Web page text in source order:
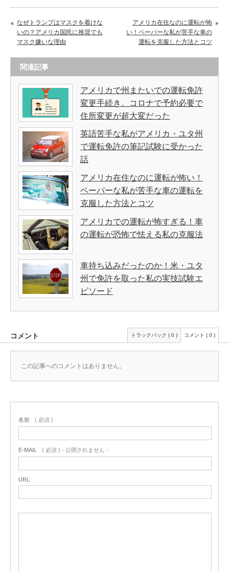
なぜトランプはマスクを着けな
いの？アメリカ国民に推奨でも
マスク嫌いな理由
アメリカ在住なのに運転が怖
い！ペーパーな私が苦手な車の
運転を克服した方法とコツ
関連記事
アメリカで州またいでの運転免許
変更手続き。コロナで予約必要で
住所変更が超大変だった
英語苦手な私がアメリカ・ユタ州
で運転免許の筆記試験に受かった
話
アメリカ在住なのに運転が怖い！
ペーパーな私が苦手な車の運転を
克服した方法とコツ
アメリカでの運転が怖すぎる！車
の運転が恐怖で怯える私の克服法
車持ち込みだったのか！米・ユタ
州で免許を取った私の実技試験エ
ピソード
コメント トラックバック ( 0 ) コメント ( 0 )
この記事へのコメントはありません。
名前 ( 必須 )
E-MAIL ( 必須 ) - 公開されません -
URL